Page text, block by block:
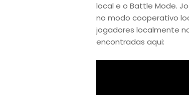
local e o Battle Mode.
no modo cooperativo
jogadores localmente
encontradas aqui: